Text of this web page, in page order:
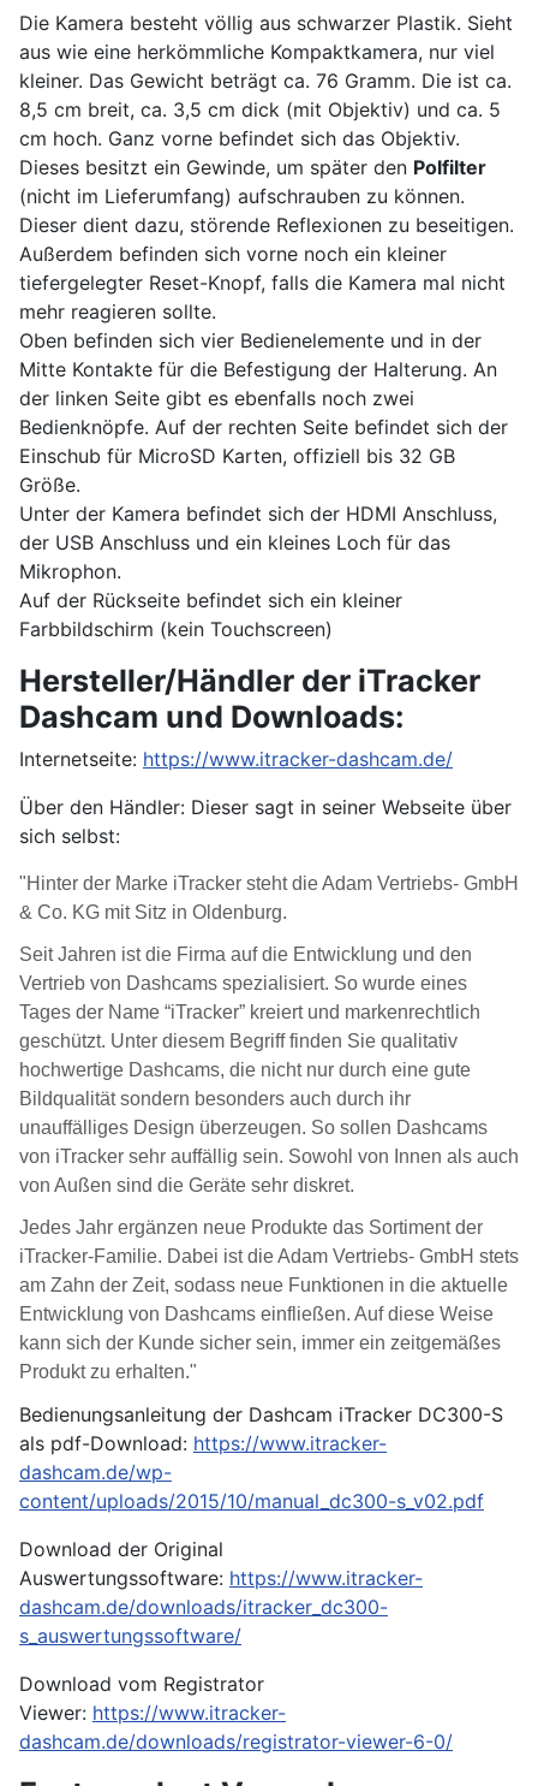
Die Kamera besteht völlig aus schwarzer Plastik. Sieht
aus wie eine herkömmliche Kompaktkamera, nur viel
kleiner. Das Gewicht beträgt ca. 76 Gramm. Die ist ca.
8,5 cm breit, ca. 3,5 cm dick (mit Objektiv) und ca. 5
cm hoch. Ganz vorne befindet sich das Objektiv.
Dieses besitzt ein Gewinde, um später den Polfilter
(nicht im Lieferumfang) aufschrauben zu können.
Dieser dient dazu, störende Reflexionen zu beseitigen.
Außerdem befinden sich vorne noch ein kleiner
tiefergelegter Reset-Knopf, falls die Kamera mal nicht
mehr reagieren sollte.
Oben befinden sich vier Bedienelemente und in der
Mitte Kontakte für die Befestigung der Halterung. An
der linken Seite gibt es ebenfalls noch zwei
Bedienknöpfe. Auf der rechten Seite befindet sich der
Einschub für MicroSD Karten, offiziell bis 32 GB
Größe.
Unter der Kamera befindet sich der HDMI Anschluss,
der USB Anschluss und ein kleines Loch für das
Mikrophon.
Auf der Rückseite befindet sich ein kleiner
Farbbildschirm (kein Touchscreen)
Hersteller/Händler der iTracker
Dashcam und Downloads:
Internetseite: https://www.itracker-dashcam.de/
Über den Händler: Dieser sagt in seiner Webseite über
sich selbst:
"Hinter der Marke iTracker steht die Adam Vertriebs- GmbH
& Co. KG mit Sitz in Oldenburg.
Seit Jahren ist die Firma auf die Entwicklung und den
Vertrieb von Dashcams spezialisiert. So wurde eines
Tages der Name “iTracker” kreiert und markenrechtlich
geschützt. Unter diesem Begriff finden Sie qualitativ
hochwertige Dashcams, die nicht nur durch eine gute
Bildqualität sondern besonders auch durch ihr
unauffälliges Design überzeugen. So sollen Dashcams
von iTracker sehr auffällig sein. Sowohl von Innen als auch
von Außen sind die Geräte sehr diskret.
Jedes Jahr ergänzen neue Produkte das Sortiment der
iTracker-Familie. Dabei ist die Adam Vertriebs- GmbH stets
am Zahn der Zeit, sodass neue Funktionen in die aktuelle
Entwicklung von Dashcams einfließen. Auf diese Weise
kann sich der Kunde sicher sein, immer ein zeitgemäßes
Produkt zu erhalten."
Bedienungsanleitung der Dashcam iTracker DC300-S
als pdf-Download: https://www.itracker-
dashcam.de/wp-
content/uploads/2015/10/manual_dc300-s_v02.pdf
Download der Original
Auswertungssoftware: https://www.itracker-
dashcam.de/downloads/itracker_dc300-
s_auswertungssoftware/
Download vom Registrator
Viewer: https://www.itracker-
dashcam.de/downloads/registrator-viewer-6-0/